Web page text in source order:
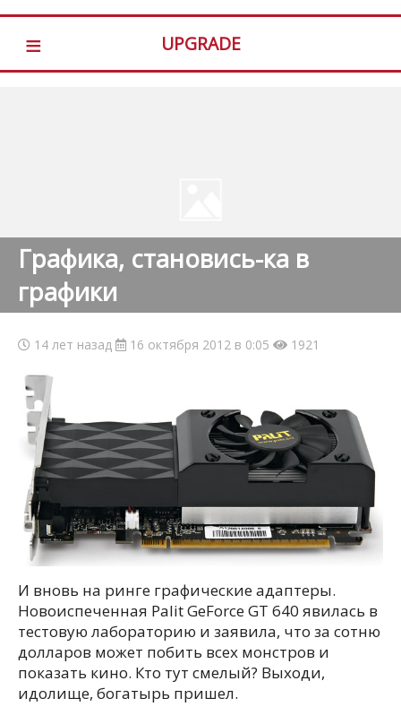
≡ UPGRADE
Графика, становись-ка в
графики
14 лет назад 16 октября 2012 в 0:05 1921
И вновь на ринге графические адаптеры.
Новоиспеченная Palit GeForce GT 640 явилась в
тестовую лабораторию и заявила, что за сотню
долларов может побить всех монстров и
показать кино. Кто тут смелый? Выходи,
идолище, богатырь пришел.